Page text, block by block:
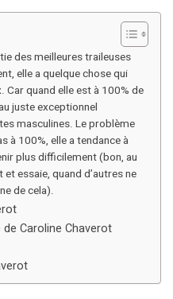
des meilleures traileuses
elle a quelque chose qui
Car quand elle est à 100% de
juste exceptionnel
masculines. Le problème
à 100%, elle a tendance à
plus difficilement (bon, au
essaie, quand d’autres ne
de cela).
Caroline Chaverot